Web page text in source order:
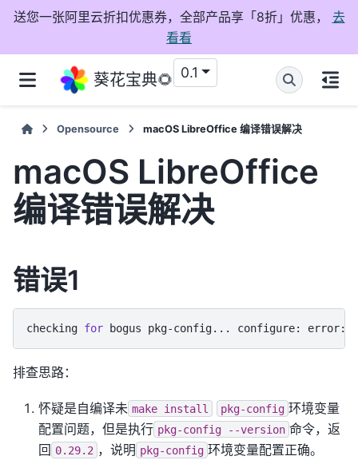
送您一张阿里云折扣优惠券，全部产品享「8折」优惠， 去
看看
葵花宝典🌻 0.1
Opensource macOS LibreOffice 编译错误解决
macOS LibreOffice
编译错误解决
错误1
checking for bogus pkg-config... configure: error:
排查思路：
怀疑是自编译未 make install pkg-config 环境变量
配置问题，但是执行 pkg-config --version 命令，返
回 0.29.2 ，说明 pkg-config 环境变量配置正确。